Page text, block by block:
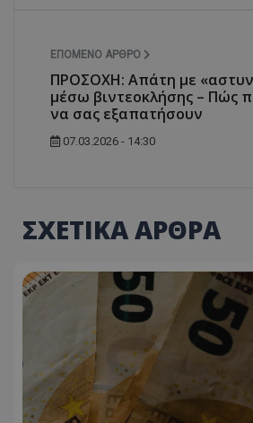
ΕΠΌΜΕΝΟ ΆΡΘΡΟ
ΠΡΟΣΟΧΗ: Απάτη με
μέσω βιντεοκλήσης – Πώς
να σας εξαπατήσουν
07.03.2026 - 14:30
ΣΧΕΤΙΚΑ ΑΡΘΡΑ